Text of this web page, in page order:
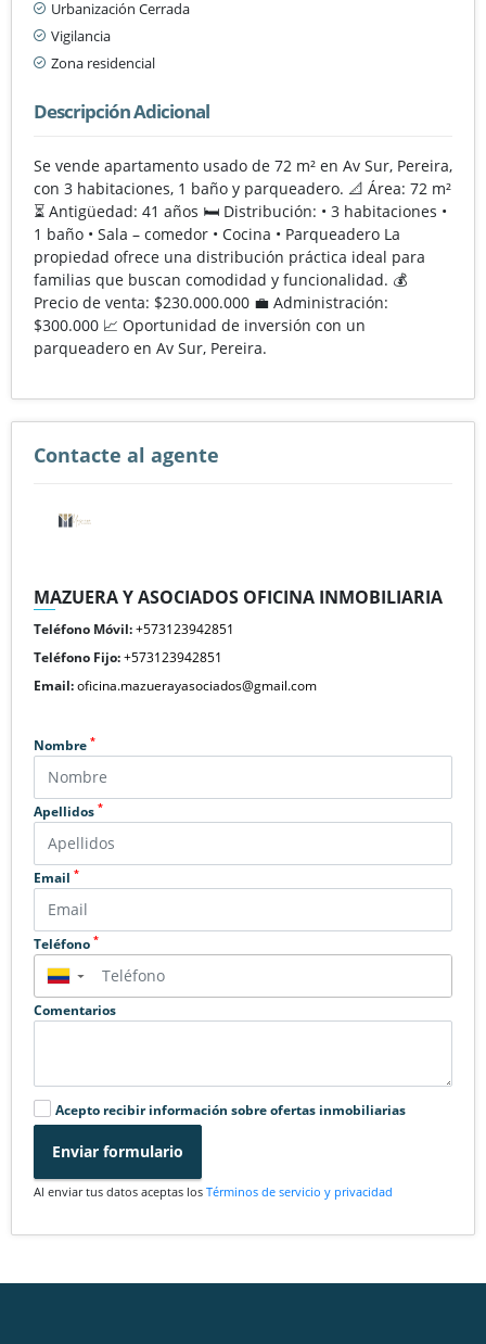
Urbanización Cerrada
Vigilancia
Zona residencial
Descripción Adicional
Se vende apartamento usado de 72 m² en Av Sur, Pereira,
con 3 habitaciones, 1 baño y parqueadero. 📐 Área: 72 m²
⏳ Antigüedad: 41 años 🛏️ Distribución: • 3 habitaciones •
1 baño • Sala – comedor • Cocina • Parqueadero La
propiedad ofrece una distribución práctica ideal para
familias que buscan comodidad y funcionalidad. 💰
Precio de venta: $230.000.000 💼 Administración:
$300.000 📈 Oportunidad de inversión con un
parqueadero en Av Sur, Pereira.
Contacte al agente
MAZUERA Y ASOCIADOS OFICINA INMOBILIARIA
Teléfono Móvil:+573123942851
Teléfono Fijo:+573123942851
Email:oficina.mazuerayasociados@gmail.com
Nombre *
Apellidos *
Email *
Teléfono *
▼
Comentarios
Acepto recibir información sobre ofertas inmobiliarias
Enviar formulario
Al enviar tus datos aceptas los Términos de servicio y privacidad